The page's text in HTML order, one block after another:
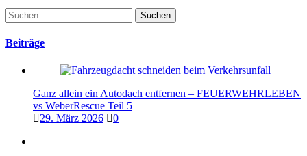
Suchen
nach:
Beiträge
Ganz allein ein Autodach entfernen – FEUERWEHRLEBEN
vs WeberRescue Teil 5
29. März 2026
0